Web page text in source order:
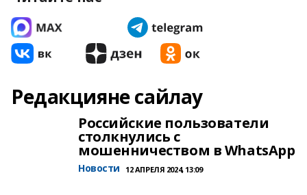
Редакцияне сайлау
Российские пользователи
столкнулись с
мошенничеством в WhatsApp
Новости 12 АПРЕЛЯ 2024, 13:09